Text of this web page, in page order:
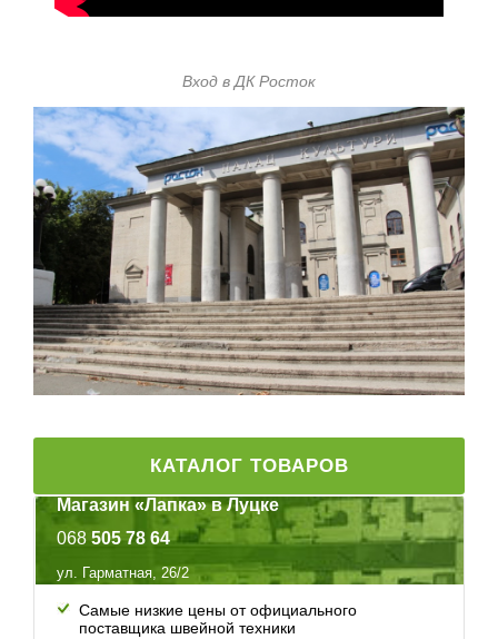
Вход в ДК Росток
КАТАЛОГ ТОВАРОВ
Магазин «Лапка» в Луцке
068 505 78 64
ул. Гарматная, 26/2
Самые низкие цены от официального
поставщика швейной техники